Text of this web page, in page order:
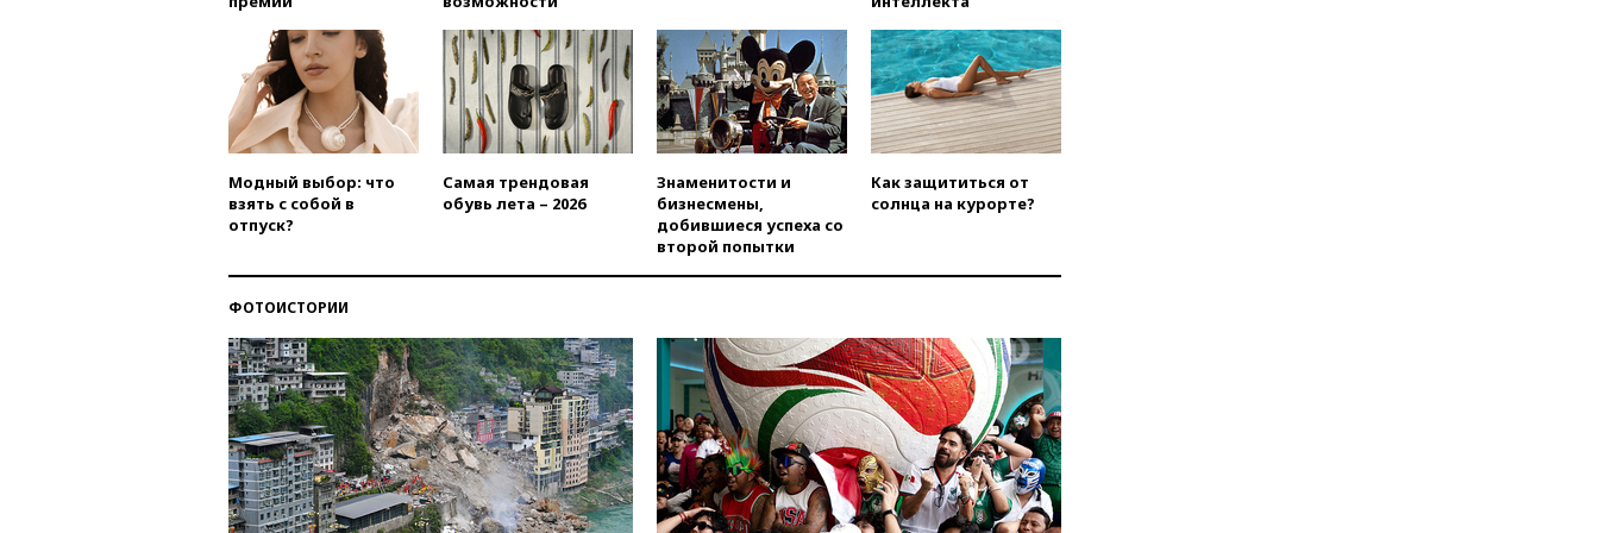
07:00
Силы ПВО сбили шесть
БПЛА ВСУ, летевших на
Москву
06:25
Золото подорожало до
$4350 за тройскую унцию
МИД РФ: Казахстан
понимает сущность киевского
режима
05:10Дом детства Нила
04:00Мирошник: России стоит
быть готовой к продолжению
украинского конфликта
03:16 Трамп заявил, что
предпочел бы соглашение с
Ираном
02:06 Лантратова: судьба
Модный выбор: что
взять с собой в
отпуск?
Самая трендовая
обувь лета – 2026
Знаменитости и
бизнесмены,
добившиеся успеха со
второй попытки
Как защититься от
солнца на курорте?
ФОТОИСТОРИИ